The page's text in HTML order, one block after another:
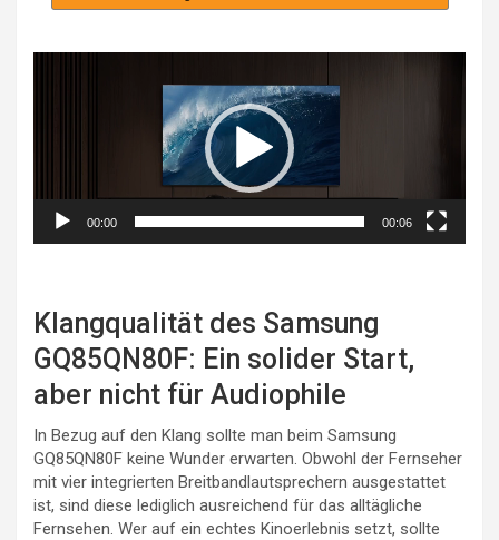
00:00 00:06
Klangqualität des Samsung
GQ85QN80F: Ein solider Start,
aber nicht für Audiophile
In Bezug auf den Klang sollte man beim Samsung
GQ85QN80F keine Wunder erwarten. Obwohl der Fernseher
mit vier integrierten Breitbandlautsprechern ausgestattet
ist, sind diese lediglich ausreichend für das alltägliche
Fernsehen. Wer auf ein echtes Kinoerlebnis setzt, sollte